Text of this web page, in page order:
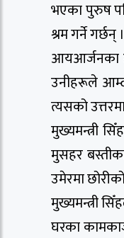
भएका पुरुष
श्रम गर्ने गर्छन् ।
आयआर्जनका
उनीहरूले
त्यसको
मुख्यमन्त्री
मुसहर
उमेरमा
मुख्यमन्त्री
घरका